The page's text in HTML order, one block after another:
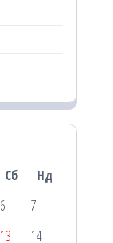
Сб
Нд
6
7
13
14